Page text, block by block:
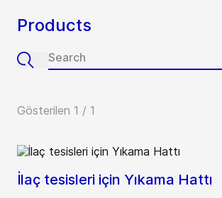
Products
Gösterilen 1 / 1
İlaç tesisleri için Yıkama Hattı